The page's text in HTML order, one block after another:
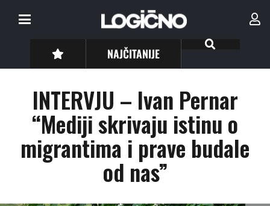
NAJČITANIJE
INTERVJU – Ivan Pernar
“Mediji skrivaju istinu o
migrantima i prave budale
od nas”